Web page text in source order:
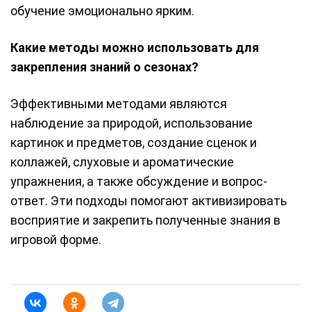
обучение эмоционально ярким.
Какие методы можно использовать для
закрепления знаний о сезонах?
Эффективными методами являются
наблюдение за природой, использование
картинок и предметов, создание сценок и
коллажей, слуховые и ароматические
упражнения, а также обсуждение и вопрос-
ответ. Эти подходы помогают активизировать
восприятие и закрепить полученные знания в
игровой форме.